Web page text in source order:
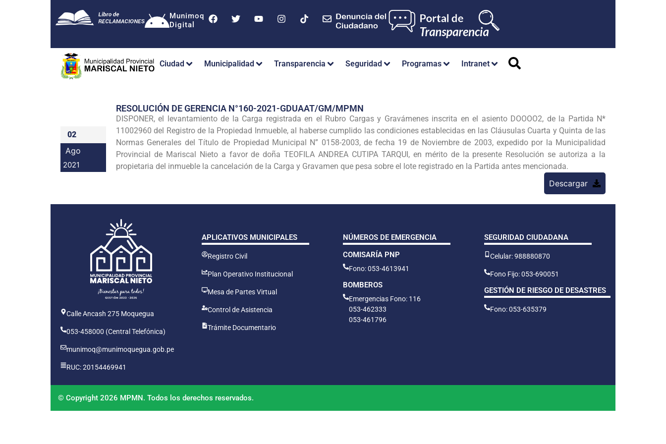
Munimoq
Digital
Ciudad Municipalidad Transparencia Seguridad Programas Intranet
02
Ago
2021
RESOLUCIÓN DE GERENCIA N°160-2021-GDUAAT/GM/MPMN
DISPONER, el levantamiento de la Carga registrada en el Rubro Cargas y Gravámenes inscrita en el asiento DOOOO2, de la Partida N*
11002960 del Registro de la Propiedad Inmueble, al haberse cumplido las condiciones establecidas en las Cláusulas Cuarta y Quinta de las
Normas Generales del Título de Propiedad Municipal N” 0158-2003, de fecha 19 de Noviembre de 2003, expedido por la Municipalidad
Provincial de Mariscal Nieto a favor de doña TEOFILA ANDREA CUTIPA TARQUI, en mérito de la presente Resolución se autoriza a la
propietaria del inmueble la cancelación de la Carga y Gravamen que pesa sobre el lote registrado en la Partida antes mencionada.
Descargar
Calle Ancash 275 Moquegua
053-458000 (Central Telefónica)
munimoq@munimoquegua.gob.pe
RUC: 20154469941
APLICATIVOS MUNICIPALES
Registro Civil
Plan Operativo Institucional
Mesa de Partes Virtual
Control de Asistencia
Trámite Documentario
NÚMEROS DE EMERGENCIA
COMISARÍA PNP
Fono: 053-4613941
BOMBEROS
Emergencias Fono: 116
053-462333
053-461796
SEGURIDAD CIUDADANA
Celular: 988880870
Fono Fijo: 053-690051
GESTIÓN DE RIESGO DE DESASTRES
Fono: 053-635379
© Copyright 2026 MPMN. Todos los derechos reservados.